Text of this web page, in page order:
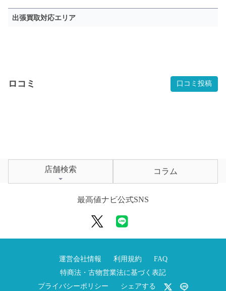
出張買取対応エリア
ロコミ 口コミ投稿
店舗検索 コラム
最高値ナビ公式SNS
運営会社情報 利用規約
FAQ
特商法・古物営業法に基づく表記
プライバシーポリシー
シェアする